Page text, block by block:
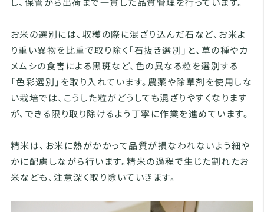
お米の選別には、収穫の際に混ざり込んだ石など、お米よ
り重い異物を比重で取り除く「石抜き選別」と、草の種やカ
メムシの食害による黒斑など、色の異なる粒を選別する
「色彩選別」を取り入れています。農薬や除草剤を使用しな
い栽培では、こうした粒がどうしても混ざりやすくなります
が、できる限り取り除けるよう丁寧に作業を進めています。
精米は、お米に熱がかかって品質が損なわれないよう細や
かに配慮しながら行います。精米の過程で生じた割れたお
米なども、注意深く取り除いていきます。